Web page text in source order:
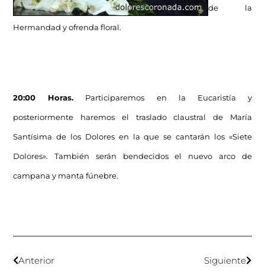
de la
Hermandad y ofrenda floral.
20:00 Horas. Participaremos en la Eucaristía y
posteriormente haremos el traslado claustral de María
Santísima de los Dolores en la que se cantarán los «Siete
Dolores». También serán bendecidos el nuevo arco de
campana y manta fúnebre.
Anterior Siguiente